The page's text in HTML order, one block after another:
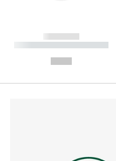
------------
----------- ----------- --------